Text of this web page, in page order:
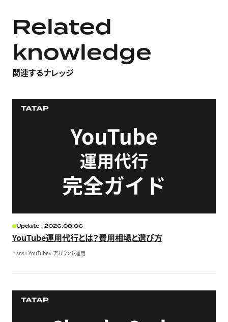
Related
knowledge
関連するナレッジ
Update : 2026.08.06
YouTube運用代行とは？費用相場と選び方
# sns# YouTube# アカウント運用